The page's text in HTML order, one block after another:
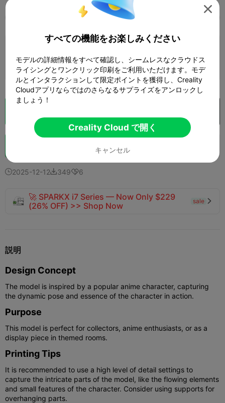
K2 Pro
 04h 35m  1 プレート  51.51g
2025-12-123496
🚀 SPARKX i7 Series — Now Only $229
(26% OFF) >> Shop Now
sale 
説明
Design Concept
The model is inspired by a popular anime character, capturing
the dynamic pose and essence of the character in action.
Purpose
This model is perfect for collectors, anime enthusiasts, or as a
display piece in themed rooms.
Printing Tips
It is recommended to use a high level of detail settings to
capture the intricate parts of the model, like the flowing elements
and small features of the character. Consider using supports for
overhanging parts.

すべての機能をお楽しみください
モデルの詳細情報をすべて確認し、シームレスなクラウドス
ライシングとワンクリック印刷をご利用いただけます。モデ
ルとインタラクションして限定ポイントを獲得し、Creality
Cloudアプリならではのさらなるサプライズをアンロックし
ましょう！
Creality Cloud で開く
キャンセル